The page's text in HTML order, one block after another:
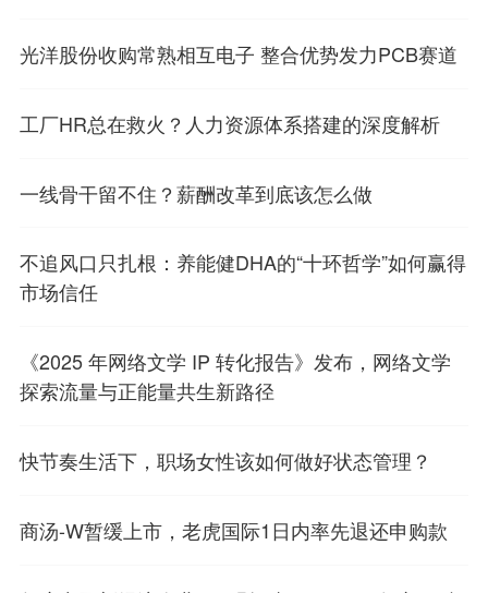
光洋股份收购常熟相互电子 整合优势发力PCB赛道
工厂HR总在救火？人力资源体系搭建的深度解析
一线骨干留不住？薪酬改革到底该怎么做
不追风口只扎根：养能健DHA的“十环哲学”如何赢得
市场信任
《2025 年网络文学 IP 转化报告》发布，网络文学
探索流量与正能量共生新路径
快节奏生活下，职场女性该如何做好状态管理？
商汤-W暂缓上市，老虎国际1日内率先退还申购款